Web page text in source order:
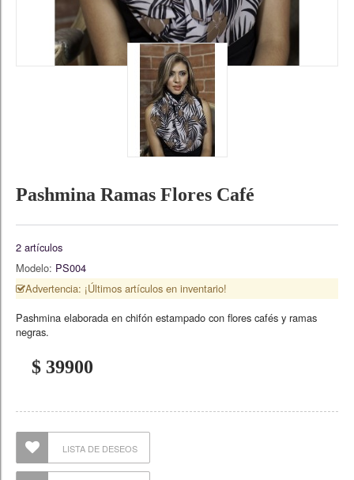
Pashmina Ramas Flores Café
2 artículos
Modelo: PS004
Advertencia: ¡Últimos artículos en inventario!
Pashmina elaborada en chifón estampado con flores cafés y ramas
negras.
$ 39900
LISTA DE DESEOS